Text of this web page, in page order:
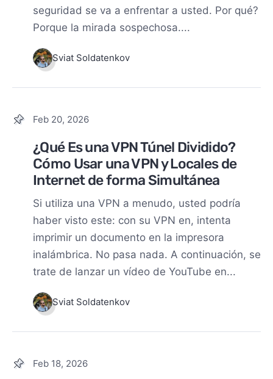
seguridad se va a enfrentar a usted. Por qué?
Porque la mirada sospechosa....
Sviat Soldatenkov
Feb 20, 2026
¿Qué Es una VPN Túnel Dividido?
Cómo Usar una VPN y Locales de
Internet de forma Simultánea
Si utiliza una VPN a menudo, usted podría
haber visto este: con su VPN en, intenta
imprimir un documento en la impresora
inalámbrica. No pasa nada. A continuación, se
trate de lanzar un vídeo de YouTube en...
Sviat Soldatenkov
Feb 18, 2026